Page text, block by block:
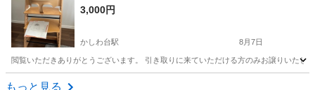
3,000円
かしわ台駅 8月7日
閲覧いただきありがとうございます。 引き取りに来ていただける方のみお譲りいた
神奈川 綾瀬市
もっと見る